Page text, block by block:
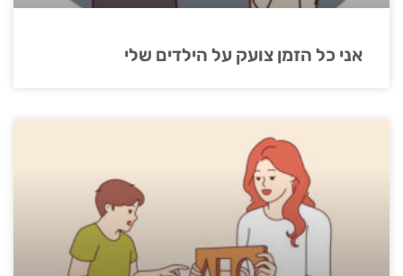
אני כל הזמן צועק על הילדים שלי